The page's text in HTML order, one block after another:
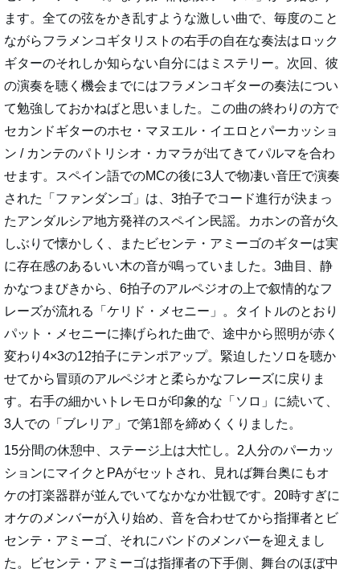
ます。全ての弦をかき乱すような激しい曲で、毎度のこと
ながらフラメンコギタリストの右手の自在な奏法はロック
ギターのそれしか知らない自分にはミステリー。次回、彼
の演奏を聴く機会までにはフラメンコギターの奏法につい
て勉強しておかねばと思いました。この曲の終わりの方で
セカンドギターのホセ・マヌエル・イエロとパーカッショ
ン / カンテのパトリシオ・カマラが出てきてパルマを合わ
せます。スペイン語でのMCの後に3人で物凄い音圧で演奏
された「ファンダンゴ」は、3拍子でコード進行が決まっ
たアンダルシア地方発祥のスペイン民謡。カホンの音が久
しぶりで懐かしく、またビセンテ・アミーゴのギターは実
に存在感のあるいい木の音が鳴っていました。3曲目、静
かなつまびきから、6拍子のアルペジオの上で叙情的なフ
レーズが流れる「ケリド・メセニー」。タイトルのとおり
パット・メセニーに捧げられた曲で、途中から照明が赤く
変わり4×3の12拍子にテンポアップ。緊迫したソロを聴か
せてから冒頭のアルペジオと柔らかなフレーズに戻りま
す。右手の細かいトレモロが印象的な「ソロ」に続いて、
3人での「ブレリア」で第1部を締めくくりました。
15分間の休憩中、ステージ上は大忙し。2人分のパーカッ
ションにマイクとPAがセットされ、見れば舞台奥にもオ
ケの打楽器群が並んでいてなかなか壮観です。20時すぎに
オケのメンバーが入り始め、音を合わせてから指揮者とビ
センテ・アミーゴ、それにバンドのメンバーを迎えまし
た。ビセンテ・アミーゴは指揮者の下手側、舞台のほぼ中